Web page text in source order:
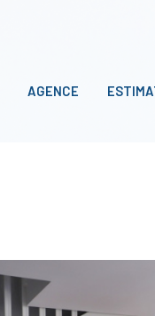
AGENCE